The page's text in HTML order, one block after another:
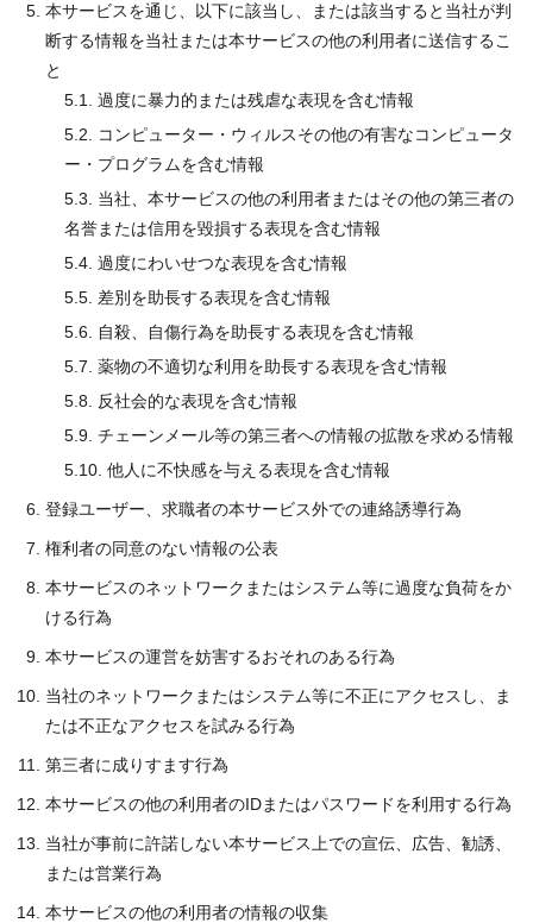
本サービスを通じ、以下に該当し、または該当すると当社が判
断する情報を当社または本サービスの他の利用者に送信するこ
と
5.1. 過度に暴力的または残虐な表現を含む情報
5.2. コンピューター・ウィルスその他の有害なコンピュータ
ー・プログラムを含む情報
5.3. 当社、本サービスの他の利用者またはその他の第三者の
名誉または信用を毀損する表現を含む情報
5.4. 過度にわいせつな表現を含む情報
5.5. 差別を助長する表現を含む情報
5.6. 自殺、自傷行為を助長する表現を含む情報
5.7. 薬物の不適切な利用を助長する表現を含む情報
5.8. 反社会的な表現を含む情報
5.9. チェーンメール等の第三者への情報の拡散を求める情報
5.10. 他人に不快感を与える表現を含む情報
登録ユーザー、求職者の本サービス外での連絡誘導行為
権利者の同意のない情報の公表
本サービスのネットワークまたはシステム等に過度な負荷をか
ける行為
本サービスの運営を妨害するおそれのある行為
当社のネットワークまたはシステム等に不正にアクセスし、ま
たは不正なアクセスを試みる行為
第三者に成りすます行為
本サービスの他の利用者のIDまたはパスワードを利用する行為
当社が事前に許諾しない本サービス上での宣伝、広告、勧誘、
または営業行為
本サービスの他の利用者の情報の収集